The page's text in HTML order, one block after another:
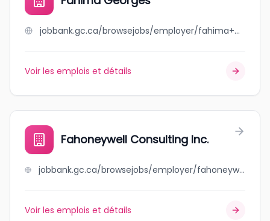
jobbank.gc.ca/browsejobs/employer/fahima+georges/ca
Voir les emplois et détails
Fahoneywell Consulting Inc.
jobbank.gc.ca/browsejobs/employer/fahoneywell+consulting++inc./ca
Voir les emplois et détails